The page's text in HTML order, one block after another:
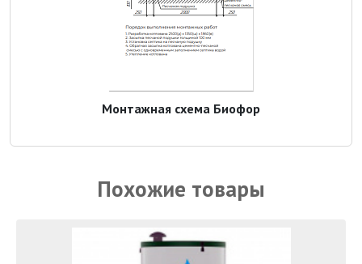
Монтажная схема Биофор
Похожие товары